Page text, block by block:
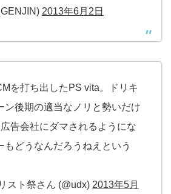
2013年6月2日
を打ち出したPS vita。ドリキ
ン後期の適当なノリと勢いだけ
告会社にダマされるようにな
もどうなんだろうねえという
スト祭さん (@udx) 2013年5月